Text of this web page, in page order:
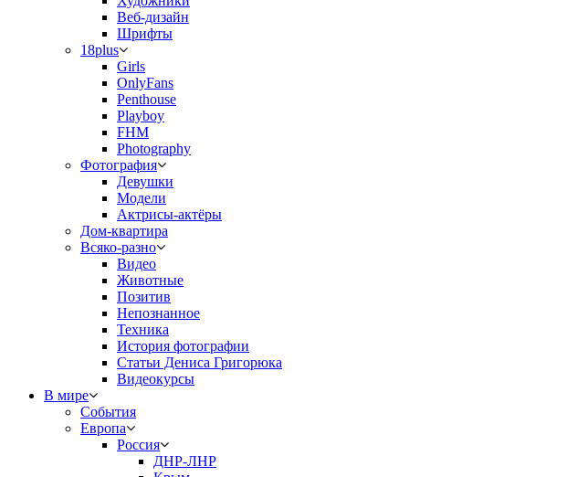
Веб-дизайн
Шрифты
18plus
Girls
OnlyFans
Penthouse
Playboy
FHM
Photography
Фотография
Девушки
Модели
Актрисы-актёры
Дом-квартира
Всяко-разно
Видео
Животные
Позитив
Непознанное
Техника
История фотографии
Статьи Дениса Григорюка
Видеокурсы
В мире
События
Европа
Россия
ДНР-ЛНР